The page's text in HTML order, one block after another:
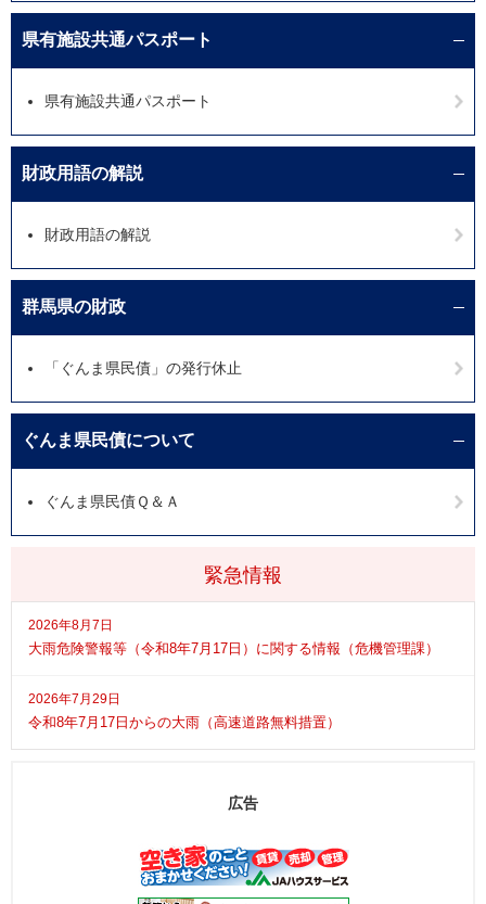
緊急情報
2026年8月7日
大雨危険警報等（令和8年7月17日）に関する情報（危機管理課）
2026年7月29日
令和8年7月17日からの大雨（高速道路無料措置）
県有施設共通パスポート
県有施設共通パスポート
財政用語の解説
財政用語の解説
群馬県の財政
「ぐんま県民債」の発行休止
ぐんま県民債について
ぐんま県民債Ｑ＆Ａ
広告